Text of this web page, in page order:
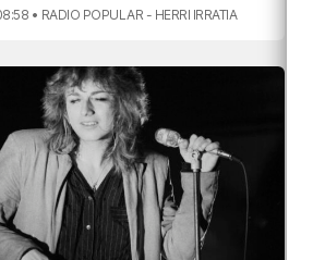
• RADIO POPULAR - HERRI IRRATIA